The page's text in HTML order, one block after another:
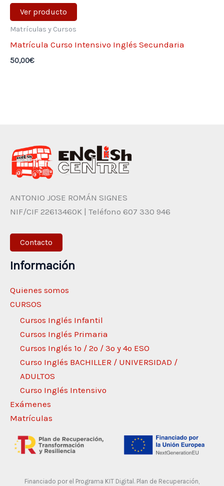
Ver producto
Matrículas y Cursos
Matrícula Curso Intensivo Inglés Secundaria
50,00€
ANTONIO JOSE ROMÁN SIGNES
NIF/CIF 22613460K | Teléfono 607 330 946
Contacto
Información
Quienes somos
CURSOS
Cursos Inglés Infantil
Cursos Inglés Primaria
Cursos Inglés 1º / 2º / 3º y 4º ESO
Curso Inglés BACHILLER / UNIVERSIDAD /
ADULTOS
Curso Inglés Intensivo
Exámenes
Matrículas
Financiado por el Programa KIT Digital. Plan de Recuperación,